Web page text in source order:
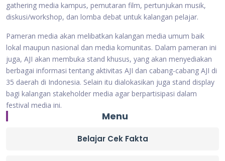
gathering media kampus, pemutaran film, pertunjukan musik,
diskusi/workshop, dan lomba debat untuk kalangan pelajar.
Pameran media akan melibatkan kalangan media umum baik
lokal maupun nasional dan media komunitas. Dalam pameran ini
juga, AJI akan membuka stand khusus, yang akan menyediakan
berbagai informasi tentang aktivitas AJI dan cabang-cabang AJI di
35 daerah di Indonesia. Selain itu dialokasikan juga stand display
bagi kalangan stakeholder media agar berpartisipasi dalam
festival media ini.
Menu
Belajar Cek Fakta